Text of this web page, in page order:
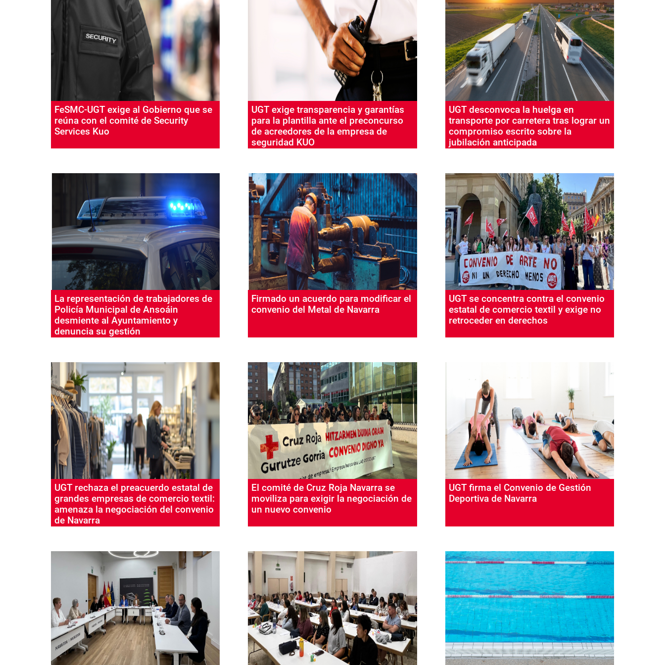
FeSMC-UGT exige al Gobierno que se
reúna con el comité de Security
Services Kuo
UGT exige transparencia y garantías
para la plantilla ante el preconcurso
de acreedores de la empresa de
seguridad KUO
UGT desconvoca la huelga en
transporte por carretera tras lograr un
compromiso escrito sobre la
jubilación anticipada
La representación de trabajadores de
Policía Municipal de Ansoáin
desmiente al Ayuntamiento y
denuncia su gestión
Firmado un acuerdo para modificar el
convenio del Metal de Navarra
UGT se concentra contra el convenio
estatal de comercio textil y exige no
retroceder en derechos
UGT rechaza el preacuerdo estatal de
grandes empresas de comercio textil:
amenaza la negociación del convenio
de Navarra
El comité de Cruz Roja Navarra se
moviliza para exigir la negociación de
un nuevo convenio
UGT firma el Convenio de Gestión
Deportiva de Navarra